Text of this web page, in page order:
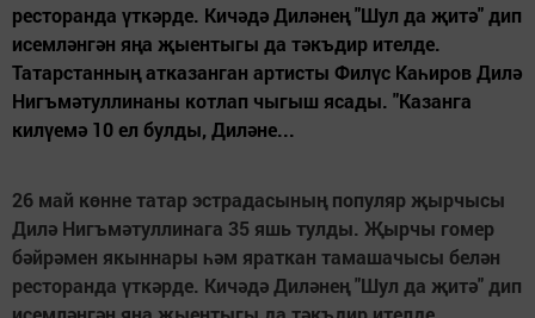
ресторанда үткәрде. Кичәдә Диләнең "Шул да җитә" дип
исемләнгән яңа җыентыгы да тәкъдир ителде.
Татарстанның атказанган артисты Филүс Каһиров Дилә
Нигъмәтуллинаны котлап чыгыш ясады. "Казанга
килүемә 10 ел булды, Диләне...
26 май көнне татар эстрадасының популяр җырчысы
Дилә Нигъмәтуллинага 35 яшь тулды. Җырчы гомер
бәйрәмен якыннары һәм яраткан тамашачысы белән
ресторанда үткәрде. Кичәдә Диләнең "Шул да җитә" дип